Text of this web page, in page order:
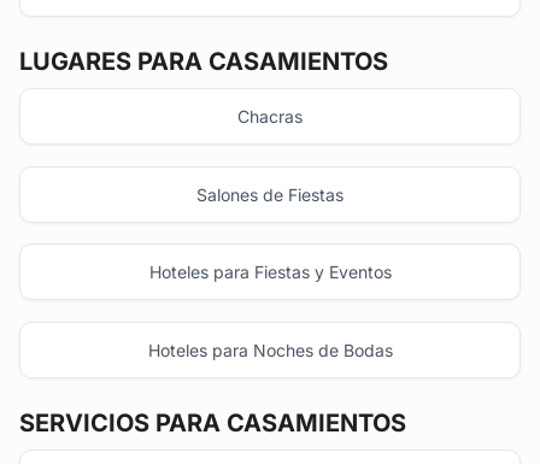
LUGARES PARA CASAMIENTOS
Chacras
Salones de Fiestas
Hoteles para Fiestas y Eventos
Hoteles para Noches de Bodas
SERVICIOS PARA CASAMIENTOS